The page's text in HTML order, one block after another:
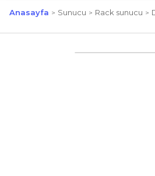
Anasayfa Sunucu Rack sunucu